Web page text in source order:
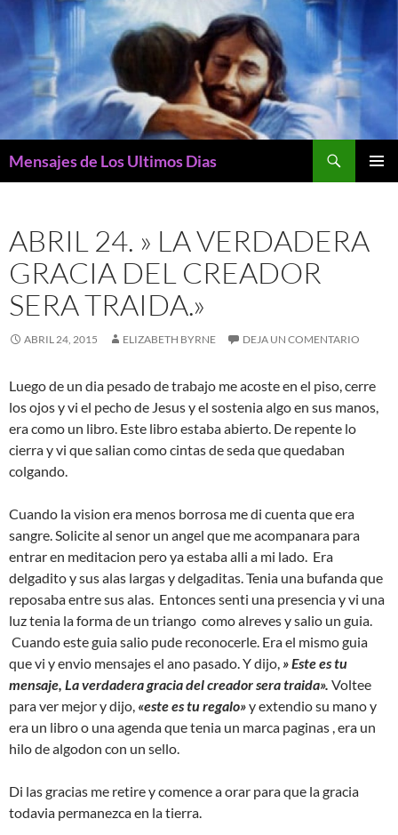
Mensajes de Los Ultimos Dias
ABRIL 24. » LA VERDADERA
GRACIA DEL CREADOR
SERA TRAIDA.»
ABRIL 24, 2015 ELIZABETH BYRNE DEJA UN COMENTARIO
Luego de un dia pesado de trabajo me acoste en el piso, cerre
los ojos y vi el pecho de Jesus y el sostenia algo en sus manos,
era como un libro. Este libro estaba abierto. De repente lo
cierra y vi que salian como cintas de seda que quedaban
colgando.
Cuando la vision era menos borrosa me di cuenta que era
sangre. Solicite al senor un angel que me acompanara para
entrar en meditacion pero ya estaba alli a mi lado. Era
delgadito y sus alas largas y delgaditas. Tenia una bufanda que
reposaba entre sus alas. Entonces senti una presencia y vi una
luz tenia la forma de un triango como alreves y salio un guia.
Cuando este guia salio pude reconocerle. Era el mismo guia
que vi y envio mensajes el ano pasado. Y dijo, » Este es tu
mensaje, La verdadera gracia del creador sera traida». Voltee
para ver mejor y dijo, «este es tu regalo»y extendio su mano y
era un libro o una agenda que tenia un marca paginas , era un
hilo de algodon con un sello.
Di las gracias me retire y comence a orar para que la gracia
todavia permanezca en la tierra.